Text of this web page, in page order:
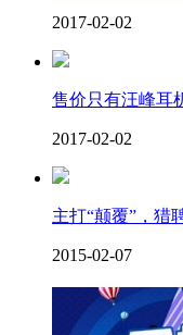
2017-02-02
售价只有汪峰耳
2017-02-02
主打“颠覆”，猎
2015-02-07